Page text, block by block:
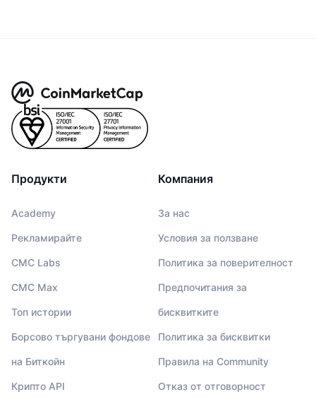
Продукти
Academy
Рекламирайте
CMC Labs
CMC Max
Топ истории
Борсово търгувани фондове
на Биткойн
Крипто API
Компания
За нас
Условия за ползване
Политика за поверителност
Предпочитания за
бисквитките
Политика за бисквитки
Правила на Community
Отказ от отговорност